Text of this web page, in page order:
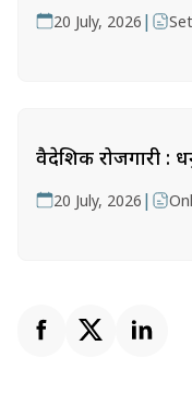
20 July, 2026 |
वैदेशिक रोजगारी :
20 July, 2026 |